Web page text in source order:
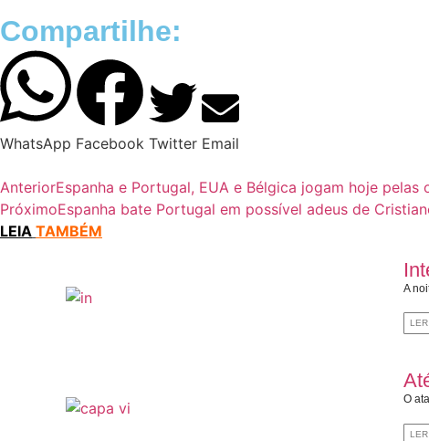
Compartilhe:
WhatsApp Facebook Twitter Email
AnteriorEspanha e Portugal, EUA e Bélgica jogam hoje pelas
PróximoEspanha bate Portugal em possível adeus de
LEIA TAMBÉM
A
O